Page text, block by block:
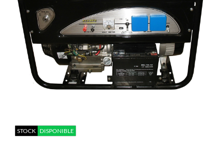
STOCK DISPONIBLE